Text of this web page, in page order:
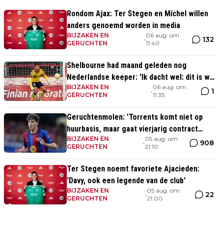
Rondom Ajax: Ter Stegen en Míchel willen
anders genoemd worden in media
BIJZAKEN EN
GERUCHTEN
•
06 aug. om
11:40
132
Shelbourne had maand geleden nog
Nederlandse keeper: 'Ik dacht wel: dit is wel
héél Iers'
BIJZAKEN EN
GERUCHTEN
•
06 aug. om
11:35
1
Geruchtenmolen: 'Torrents komt niet op
huurbasis, maar gaat vierjarig contract
tekenen bij Ajax'
BIJZAKEN EN
GERUCHTEN
•
05 aug. om
21:10
908
Ter Stegen noemt favoriete Ajacieden:
'Davy, ook een legende van de club'
BIJZAKEN EN
GERUCHTEN
•
05 aug. om
21:00
22